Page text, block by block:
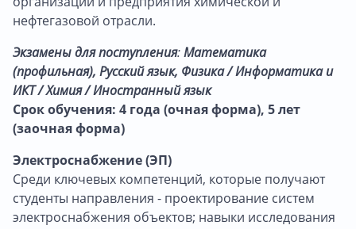
нефтегазовой отрасли.
Экзамены для поступления:Математика
(профильная), Русский язык, Физика / Информатика и
ИКТ / Химия / Иностранный язык
Срок обучения: 4 года (очная форма), 5 лет
(заочная форма)
Электроснабжение (ЭП)
Среди ключевых компетенций, которые получают
студенты направления - проектирование систем
электроснабжения объектов; навыки исследования